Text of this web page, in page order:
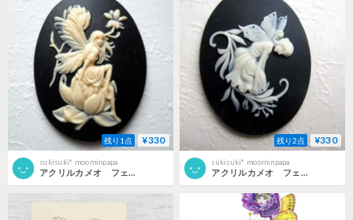
残り1点 ¥330
sukisuki* moominpapa
アクリルカメオ フェアリーと蓮 30×40 BKIV
残り2点 ¥330
sukisuki* moominpapa
アクリルカメオ フェアリー 30×40 BKIV